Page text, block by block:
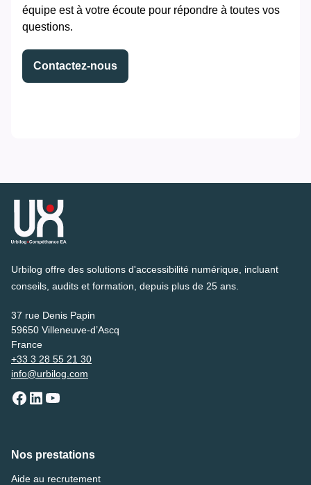
équipe est à votre écoute pour répondre à toutes vos
questions.
Contactez-nous
Urbilog offre des solutions d'accessibilité numérique, incluant
conseils, audits et formation, depuis plus de 25 ans.
37 rue Denis Papin
59650 Villeneuve-d’Ascq
France
+33 3 28 55 21 30
info@urbilog.com
Nos prestations
Aide au recrutement